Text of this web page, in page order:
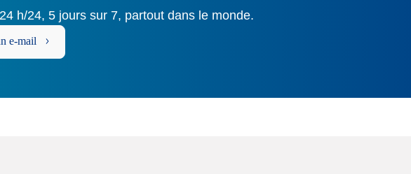
h/24, 5 jours sur 7, partout dans le monde.
e-mail